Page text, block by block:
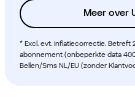
Meer over
* Excl. evt. inflatiecorrectie. Betreft
abonnement (onbeperkte data
Bellen/Sms NL/EU (zonder